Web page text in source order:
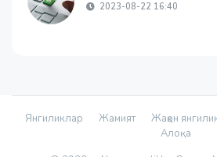
2023-08-22 16:40
Янгиликлар Жамият Жаҳон
Алоқа